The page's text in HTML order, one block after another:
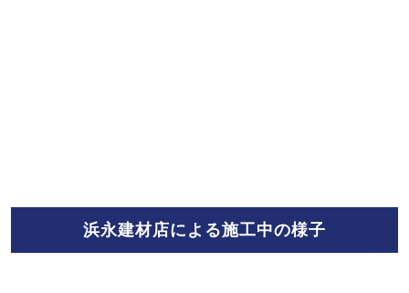
浜永建材店による施工中の様子